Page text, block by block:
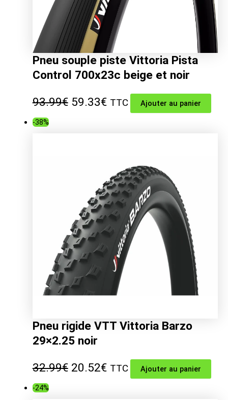
Pneu souple piste Vittoria Pista
Control 700x23c beige et noir
93.99€ Le
59.33€Le
59.33€.
TTC Ajouter au panier
-38%
Pneu rigide VTT Vittoria Barzo
29×2.25 noir
32.99€ Le
20.52€Le
TTC Ajouter au panier
-24%